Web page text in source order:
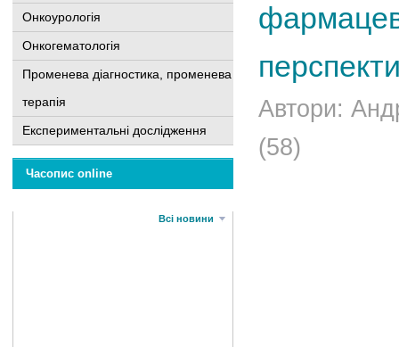
Онкоурологія
Онкогематологія
Променева діагностика, променева
терапія
Експериментальні дослідження
Часопис online
Всі новини
Автори:
(58)